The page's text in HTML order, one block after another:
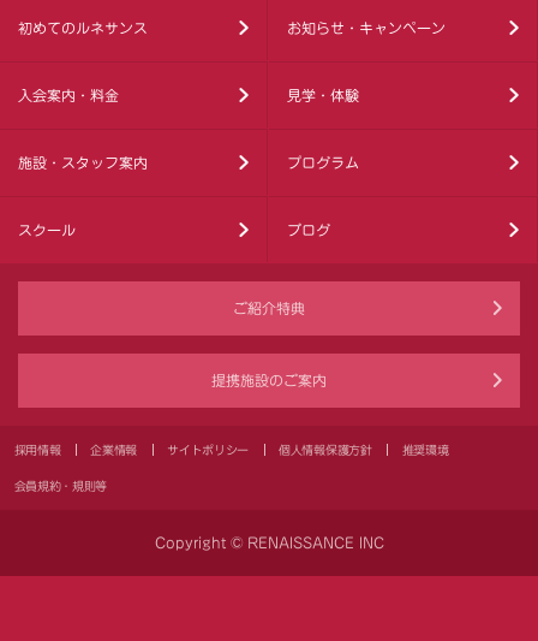
初めてのルネサンス お知らせ・キャンペーン
入会案内・料金 見学・体験
施設・スタッフ案内 プログラム
スクール ブログ
ご紹介特典
提携施設のご案内
採用情報 企業情報 サイトポリシー 個人情報保護方針 推奨環境
会員規約・規則等
Copyright © RENAISSANCE INC